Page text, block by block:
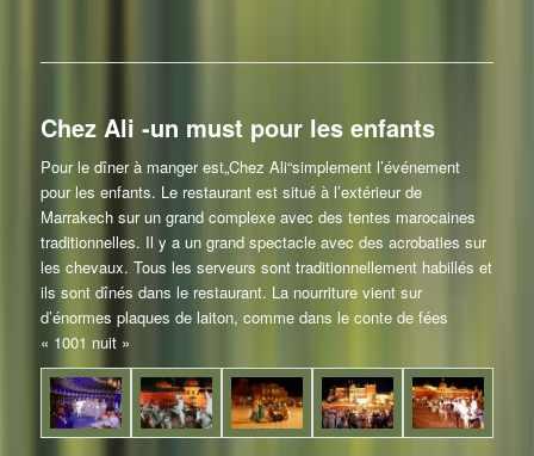
Chez Ali -un must pour les enfants
Pour le dîner à manger est„Chez Ali“simplement l’événement
pour les enfants. Le restaurant est situé à l’extérieur de
Marrakech sur un grand complexe avec des tentes marocaines
traditionnelles. Il y a un grand spectacle avec des acrobaties sur
les chevaux. Tous les serveurs sont traditionnellement habillés et
ils sont dînés dans le restaurant. La nourriture vient sur
d’énormes plaques de laiton, comme dans le conte de fées
« 1001 nuit »